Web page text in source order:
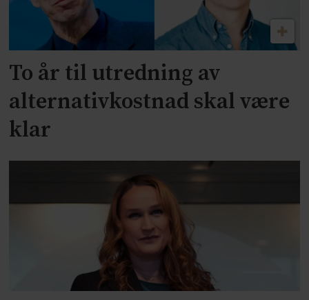
To år til utredning av
alternativkostnad skal være
klar